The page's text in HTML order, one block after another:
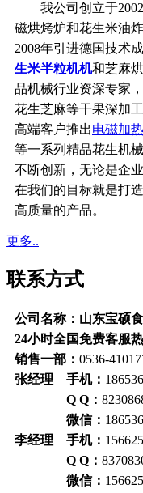
我公司创立于2002
磁烘烤炉和花生米油
2008年引进德国技术
生米半粒机机和芝麻
品机械行业资深专家
花生芝麻等干果深加
高端客户推出电磁加
等一系列精品花生机
不断创新，无论是企
在我们的目标就是打
高质量的产品。
更多..
联系方式
公司名称：山东宝硕
24小时全国免费客服热
销售一部： 0536-
张经理 手机：
Q Q：
微信：
李经理 手机：
Q Q：
微信：